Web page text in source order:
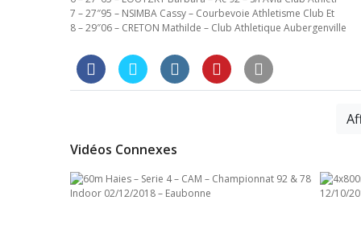
7 – 27″95 – NSIMBA Cassy – Courbevoie Athletisme Club Et
8 – 29″06 – CRETON Mathilde – Club Athletique Aubergenville
Vidéos Connexes